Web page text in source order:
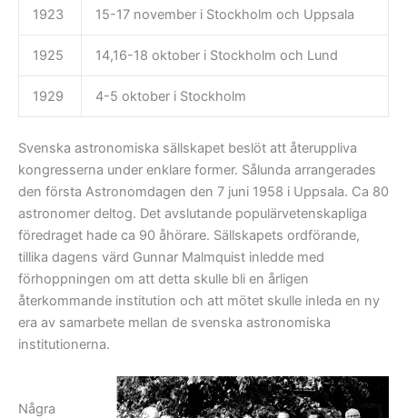
1923 15-17 november i Stockholm och Uppsala
1925 14,16-18 oktober i Stockholm och Lund
1929 4-5 oktober i Stockholm
Svenska astronomiska sällskapet beslöt att återuppliva
kongresserna under enklare former. Sålunda arrangerades
den första Astronomdagen den 7 juni 1958 i Uppsala. Ca 80
astronomer deltog. Det avslutande populärvetenskapliga
föredraget hade ca 90 åhörare. Sällskapets ordförande,
tillika dagens värd Gunnar Malmquist inledde med
förhoppningen om att detta skulle bli en årligen
återkommande institution och att mötet skulle inleda en ny
era av samarbete mellan de svenska astronomiska
institutionerna.
Några